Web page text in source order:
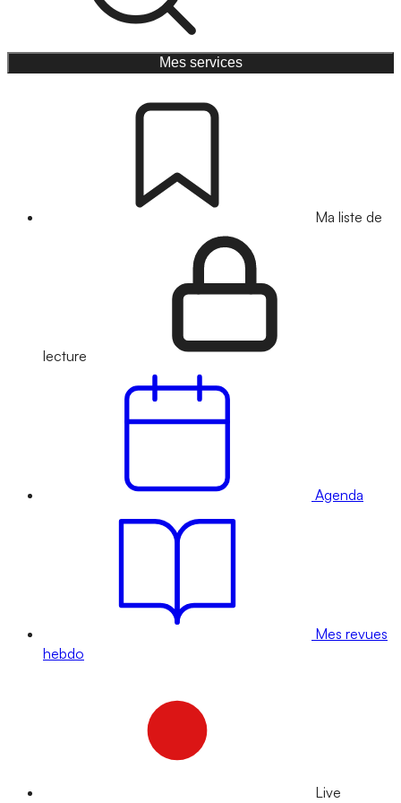
Mes services
Ma liste de
lecture
Agenda
Mes revues
hebdo
Live